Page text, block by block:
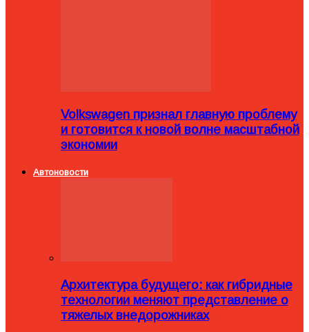
Volkswagen признал главную проблему
и готовится к новой волне масштабной
экономии
Автоновости
Архитектура будущего: как гибридные
технологии меняют представление о
тяжелых внедорожниках